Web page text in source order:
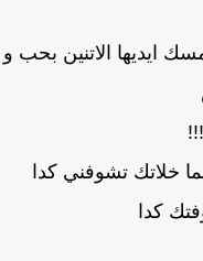
الاتنين بحب و
تشوفني كدا
كدا